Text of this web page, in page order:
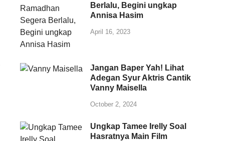
Berlalu, Begini ungkap
Annisa Hasim
April 16, 2023
Jangan Baper Yah! Lihat
Adegan Syur Aktris Cantik
Vanny Maisella
October 2, 2024
Ungkap Tamee Irelly Soal
Hasratnya Main Film